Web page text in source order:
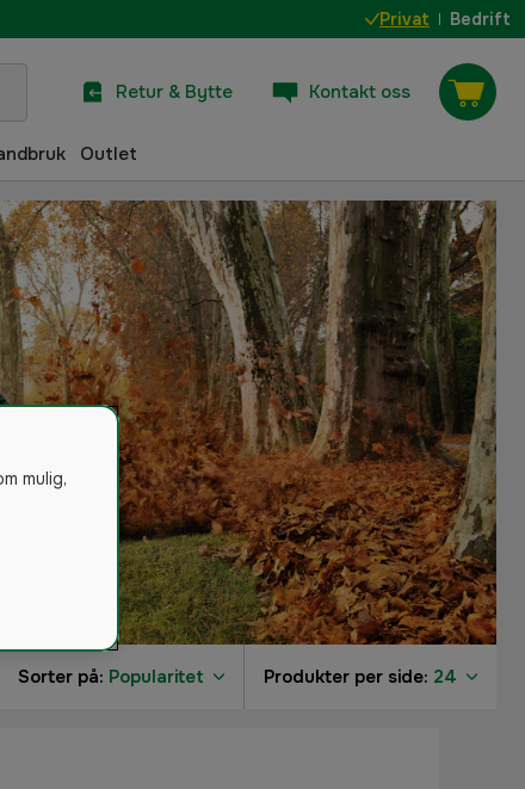
Privat Bedrift
Retur & Bytte Kontakt oss
Outlet
Sorter på: Popularitet Produkter per side: 24
mulig,